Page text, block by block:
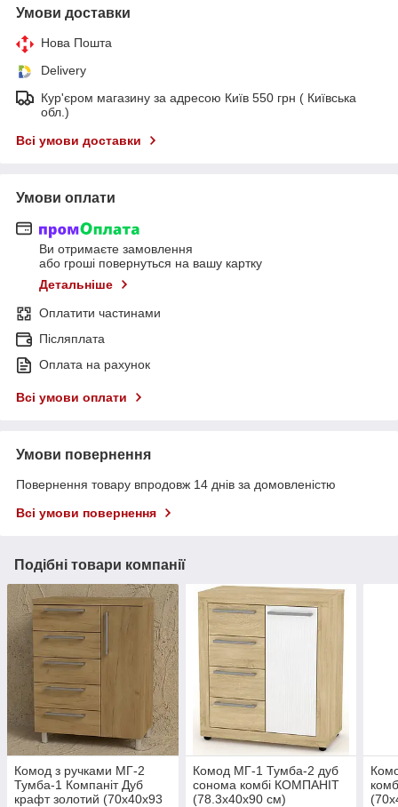
Умови доставки
Нова Пошта
Delivery
Кур'єром магазину за адресою Київ 550 грн ( Київська
обл.)
Всі умови доставки
Умови оплати
Ви отримаєте замовлення
або гроші повернуться на вашу картку
Детальніше
Оплатити частинами
Післяплата
Оплата на рахунок
Всі умови оплати
Умови повернення
Повернення товару впродовж 14 днів за домовленістю
Всі умови повернення
Подібні товари компанії
Комод з ручками МГ-2
Тумба-1 Компаніт Дуб
крафт золотий (70х40х93
Комод МГ-1 Тумба-2 дуб
сонома комбі КОМПАНІТ
(78.3х40х90 см)